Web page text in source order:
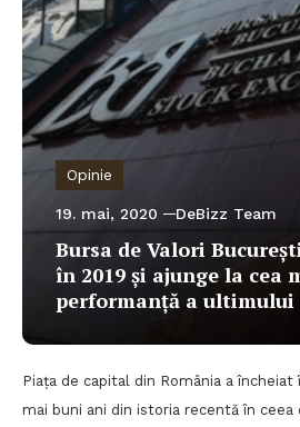
Opinie
19. mai, 2020 DeBizz Team
Bursa de Valori
în 2019 și ajunge la cea
performanță a ultimului
Piața de capital din România a
mai buni ani din istoria recentă în